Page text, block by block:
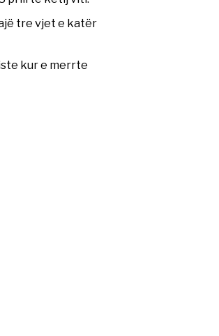
tre vjet e katër
kur e merrte